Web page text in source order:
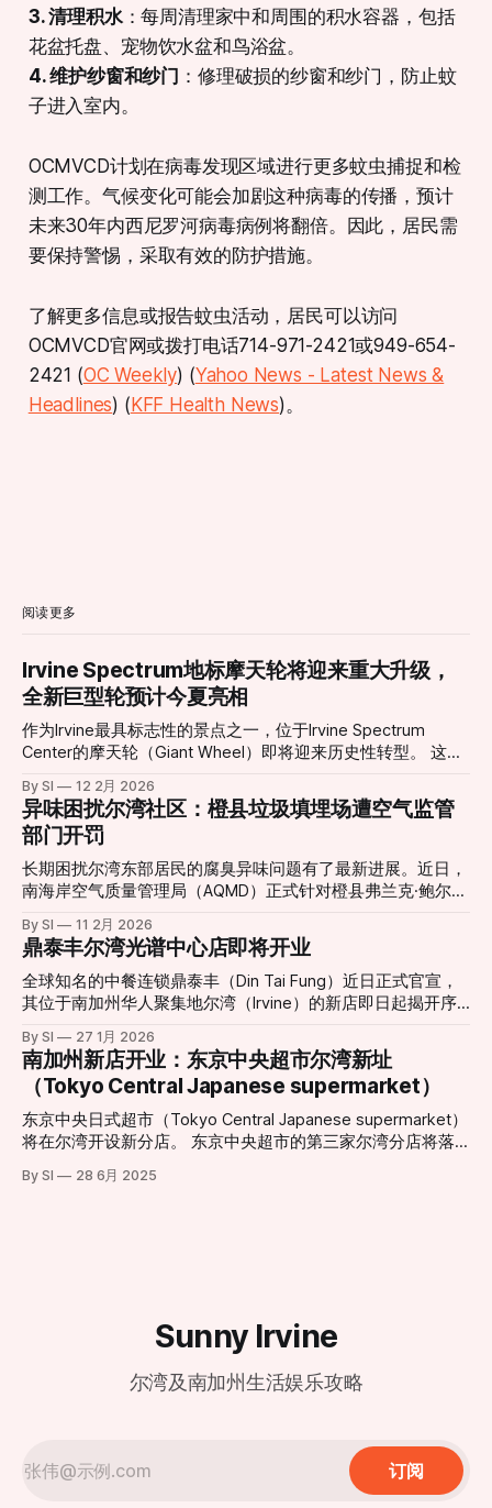
3. 清理积水：每周清理家中和周围的积水容器，包括
花盆托盘、宠物饮水盆和鸟浴盆。
4. 维护纱窗和纱门 ：修理破损的纱窗和纱门，防止蚊
子进入室内。
OCMVCD计划在病毒发现区域进行更多蚊虫捕捉和检
测工作。气候变化可能会加剧这种病毒的传播，预计
未来30年内西尼罗河病毒病例将翻倍。因此，居民需
要保持警惕，采取有效的防护措施。
了解更多信息或报告蚊虫活动，居民可以访问
OCMVCD官网或拨打电话714-971-2421或949-654-
2421​ (OC Weekly)​​ (Yahoo News - Latest News &
Headlines)​​ ( KFF Health News)​。
阅读更多
Irvine Spectrum地标摩天轮将迎来重大升级，
全新巨型轮预计今夏亮相
作为Irvine最具标志性的景点之一，位于Irvine Spectrum
Center的摩天轮（Giant Wheel）即将迎来历史性转型。 这座
景观视角和绚丽灯光吸引无数游客与居民，是当地社交活动与
城市夜景的重要组成部分。然而，在经历了多年运营之后，原
有设施已于2026年1月11日停止运营，并进入大规模更新改造
阶段。 根据项目官方消息，新一代巨型摩天轮正在紧张施工
中，并预定于今年夏季正式对外开放。届时，新摩天轮将在现
有基础上增加约23英尺（约7米）高度，整体设计更为现代
化，同时在灯光效果、乘坐舒适度和整体视野方面做出显著提
升。整合了更先进的可编程LED照明系统，新摩天轮能够演绎
更加丰富多变的灯光秀效果，为夜间游览提供更震撼体验。
项目负责人表示，这一重新设计的娱乐地标不仅是一次设施升
级，更是对整个中心景观与游客体验的重新构想。“新的摩天
轮将成为一个能激发更多记忆与故事的新起点，无论是家庭游
客、情侣约会还是节日庆典，都将成为他们新的集体回忆背
景。”该负责人指出。 随着更新工程的推进，这一城市地标即
将以全新姿态“回归天空”
By SI 12 2月 2026
异味困扰尔湾社区：橙县垃圾填埋场遭空气监管
部门开罚
长期困扰尔湾东部居民的腐臭异味问题有了最新进展。近日，
南海岸空气质量管理局（AQMD）正式针对橙县弗兰克·鲍尔曼
罚。这一举动回应了当地社区日益高涨的投诉声浪，也让城市
扩张与工业设施留存之间的矛盾再次成为焦点。 “无法打开的
窗户”：居民忍受度达极限 对于家住Portola Springs社区的居
民Monica Fonta来说，新鲜空气已经成为一种奢侈。她在受访
容，这种气味如同腐烂的垃圾在密闭空间内发酵，且在清晨、
深夜以及圣安娜风盛行时尤为刺鼻。 受影响的范围不仅限于
居住区。据悉，在距离填埋场数英里外的伍德伯里购物中心
（Woodbury Town Center）周边，也能时常闻到类似的酸腐
味。 历史遗留与城市化扩张的碰撞 鲍尔曼垃圾填埋场由橙县
政府所有并运营，自1990年起投入使用。填埋场负责人汤姆·
卡特里利斯（Tom Koutroulis）指出，该场址在30多年前建立
By SI 11 2月 2026
鼎泰丰尔湾光谱中心店即将开业
全球知名的中餐连锁鼎泰丰（Din Tai Fung）近日正式官宣，
其位于南加州华人聚集地尔湾（Irvine）的新店即日起揭开序
中心（Irvine Spectrum Center）迎来了又一重磅餐饮地标。
根据官方公布的信息，尔湾店将采取分阶段开业模式，为顾客
提供精致的用餐体验： * 试营业阶段 (Soft Opening)： 2月6
日至3月1日。此期间将采取预约制，目前已开放预订，旨在为
顾客提供更私密且高水准的先行体验。预约地址：
Opening)： 3月2日正式全面迎客。 现代化设计与经典美味的
By SI 27 1月 2026
南加州新店开业：东京中央超市尔湾新址
（Tokyo Central Japanese supermarket）
东京中央日式超市（Tokyo Central Japanese supermarket）
将在尔湾开设新分店。 东京中央超市的第三家尔湾分店将落
的日式商品，包括新鲜海产、熟食、美妆产品和厨具等。新店
By SI 28 6月 2025
Sunny Irvine
尔湾及南加州生活娱乐攻略
订阅